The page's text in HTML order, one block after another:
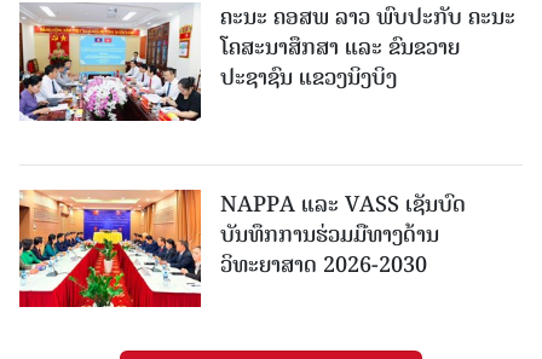
ຄະນະ ຄອສພ ລາວ ພົບປະກັບ ຄະນະ
ໂຄສະນາສຶກສາ ແລະ ຂົນຂວາຍ
ປະຊາຊົນ ແຂວງນິງບິງ
NAPPA ແລະ VASS ເຊັນບົດ
ບັນທຶກການຮ່ວມມືທາງດ້ານ
ວິທະຍາສາດ 2026-2030